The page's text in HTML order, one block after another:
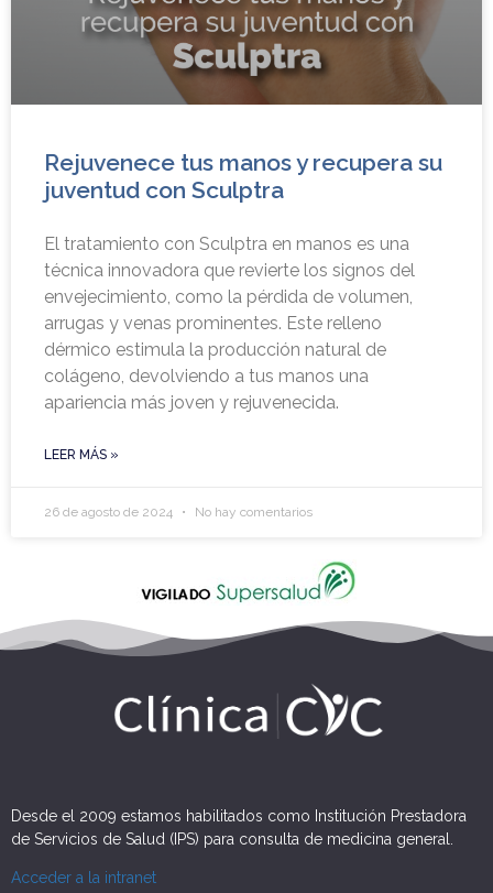
Rejuvenece tus manos y recupera su
juventud con Sculptra
El tratamiento con Sculptra en manos es una
técnica innovadora que revierte los signos del
envejecimiento, como la pérdida de volumen,
arrugas y venas prominentes. Este relleno
dérmico estimula la producción natural de
colágeno, devolviendo a tus manos una
apariencia más joven y rejuvenecida.
LEER MÁS »
26 de agosto de 2024 No hay comentarios
Desde el 2009 estamos habilitados como Institución Prestadora
de Servicios de Salud (IPS) para consulta de medicina general.
Acceder a la intranet